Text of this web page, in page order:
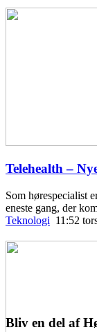
Telehealth –
Som hørespecialist
eneste gang, der
Teknologi 11:52
Bliv en del af